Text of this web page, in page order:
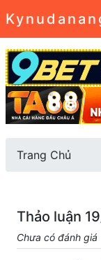
Trang Chủ
Thảo luận
Chưa có đánh giá